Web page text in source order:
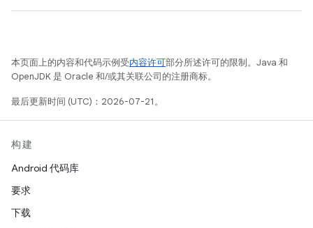
本页面上的内容和代码示例受内容许可部分所述许可的限制。Java 和
OpenJDK 是 Oracle 和/或其关联公司的注册商标。
最后更新时间 (UTC)：2026-07-21。
构建
Android 代码库
要求
下载